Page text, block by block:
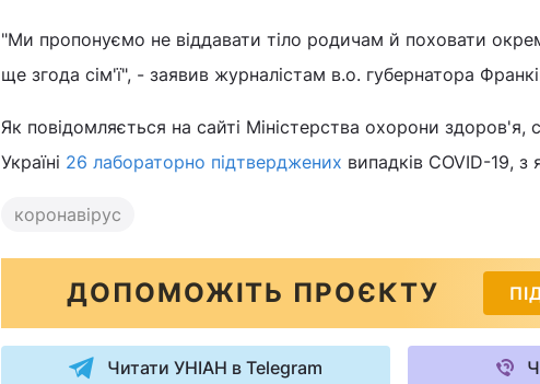
"Ми пропонуємо не віддавати тіло родичам й поховати
ще згода сім'ї", - заявив журналістам в.о. губернатора
Як повідомляється на сайті Міністерства охорони
Україні 26 лабораторно підтверджених випадків COVID-19, з
коронавірус
ДОПОМОЖІТЬ ПРОЄКТУ
Читати УНІАН в Telegram